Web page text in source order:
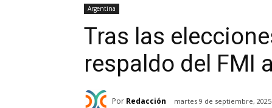
Argentina
Tras las
respaldo del FMI
Por Redacción martes 9 de septiembre, 2025